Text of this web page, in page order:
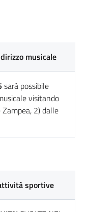
musicale
sarà possibile
visitando
2) dalle
sportive